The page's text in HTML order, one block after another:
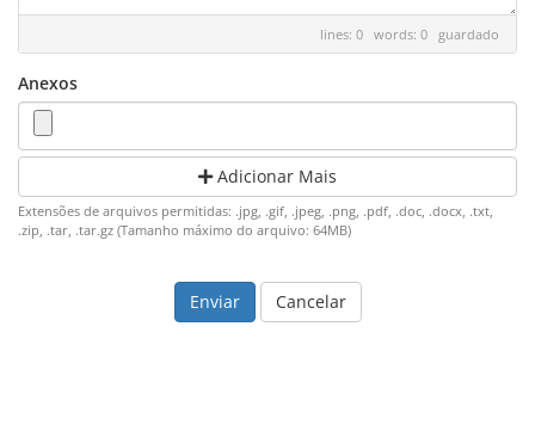
lines: 0 words: 0 guardado
Anexos
Adicionar Mais
Extensões de arquivos permitidas: .jpg, .gif, .jpeg, .png, .pdf, .doc, .docx, .txt,
.zip, .tar, .tar.gz (Tamanho máximo do arquivo: 64MB)
Cancelar